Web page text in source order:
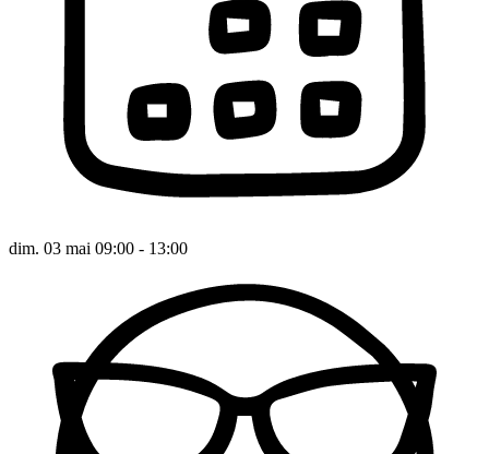
dim. 03 mai 09:00 - 13:00